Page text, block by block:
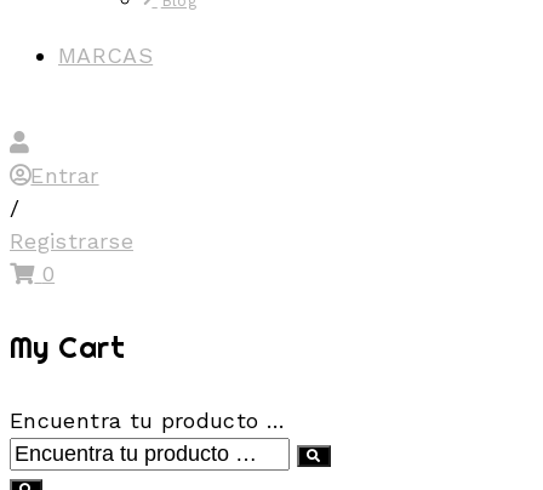
MARCAS
Entrar
/
Registrarse
0
My Cart
Encuentra tu producto …